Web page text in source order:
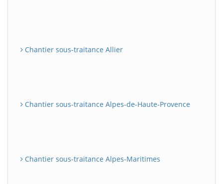
Chantier sous-traitance Allier
Chantier sous-traitance Alpes-de-Haute-Provence
Chantier sous-traitance Alpes-Maritimes